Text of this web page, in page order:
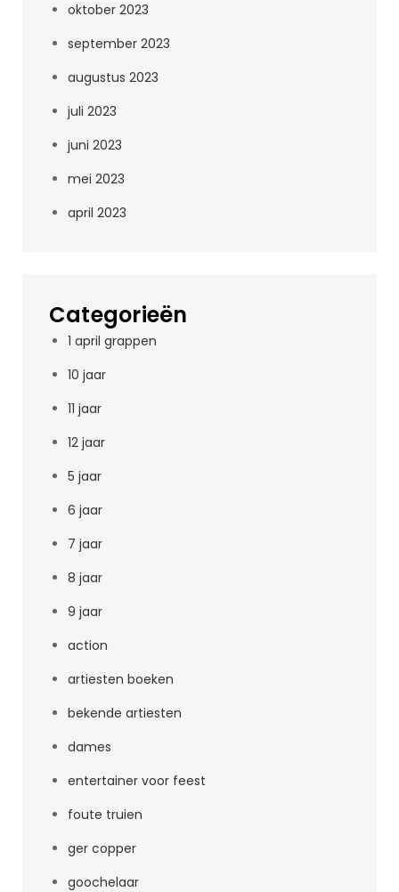
oktober 2023
september 2023
augustus 2023
juli 2023
juni 2023
mei 2023
april 2023
Categorieën
1 april grappen
10 jaar
11 jaar
12 jaar
5 jaar
6 jaar
7 jaar
8 jaar
9 jaar
action
artiesten boeken
bekende artiesten
dames
entertainer voor feest
foute truien
ger copper
goochelaar